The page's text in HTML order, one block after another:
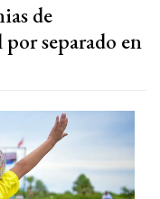
de
separado en